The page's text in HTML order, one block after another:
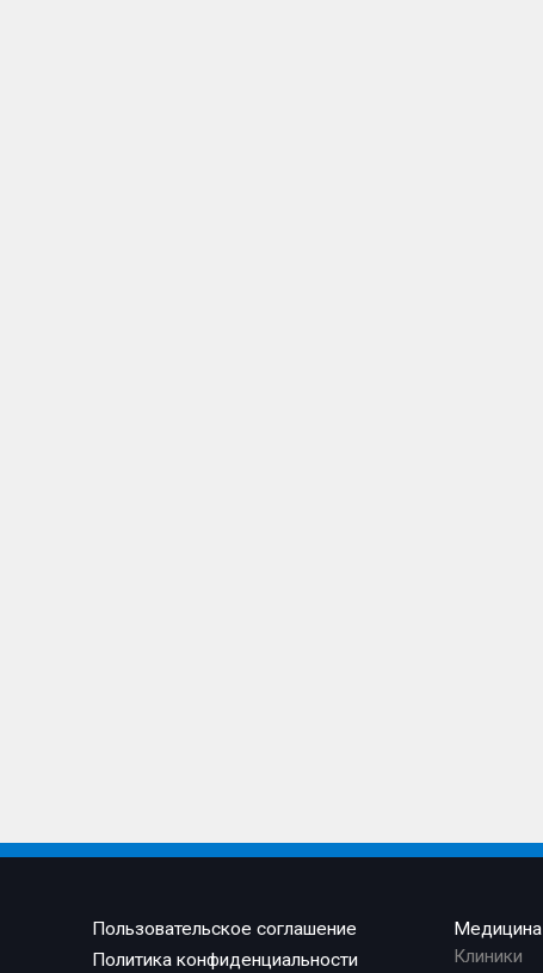
Пользовательское соглашение
Политика конфиденциальности
Медицина
Клиники